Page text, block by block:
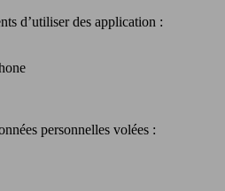
d’utiliser des application :
personnelles volées :